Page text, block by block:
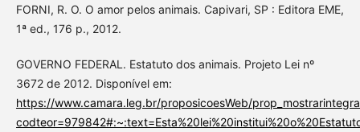
FORNI, R. O. O amor pelos animais. Capivari, SP : Editora EME,
1ª ed., 176 p., 2012.
GOVERNO FEDERAL. Estatuto dos animais. Projeto Lei nº
3672 de 2012. Disponível em:
https://www.camara.leg.br/proposicoesWeb/